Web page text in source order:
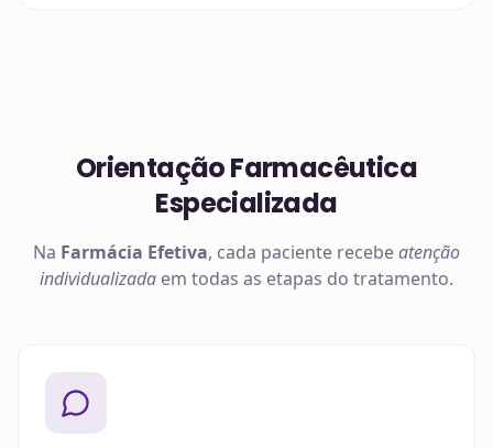
Orientação Farmacêutica
Especializada
Na Farmácia Efetiva, cada paciente recebeatenção
individualizada em todas as etapas do tratamento.